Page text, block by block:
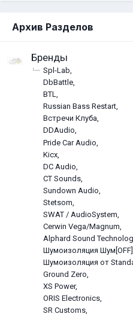
Архив Разделов
Бренды
Spl-Lab
DbBattle
BTL
Russian Bass Restart
Встречи Клуба
DDAudio
Pride Car Audio
Kicx
DC Audio
CT Sounds
Sundown Audio
Stetsom
SWAT / AudioSystem
Cerwin Vega/Magnum
Alphard Sound
Шумоизоляция Шум[OFF]
Шумоизоляция от
Ground Zero
XS Power
ORIS Electronics
SR Customs